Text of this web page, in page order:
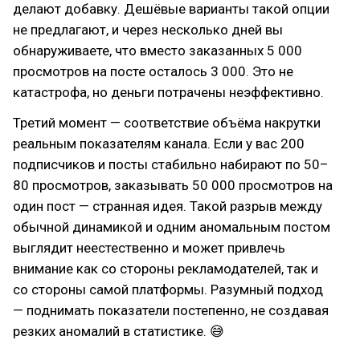
делают добавку. Дешёвые варианты такой опции
не предлагают, и через несколько дней вы
обнаруживаете, что вместо заказанных 5 000
просмотров на посте осталось 3 000. Это не
катастрофа, но деньги потрачены неэффективно.
Третий момент — соответствие объёма накрутки
реальным показателям канала. Если у вас 200
подписчиков и посты стабильно набирают по 50–
80 просмотров, заказывать 50 000 просмотров на
один пост — странная идея. Такой разрыв между
обычной динамикой и одним аномальным постом
выглядит неестественно и может привлечь
внимание как со стороны рекламодателей, так и
со стороны самой платформы. Разумный подход
— поднимать показатели постепенно, не создавая
резких аномалий в статистике. 😅